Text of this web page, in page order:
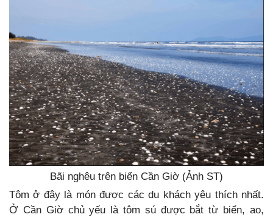
Bãi nghêu trên biển Cần Giờ (Ảnh ST)
Tôm ở đây là món được các du khách yêu thích nhất.
Ở Cần Giờ chủ yếu là tôm sú được bắt từ biển, ao,